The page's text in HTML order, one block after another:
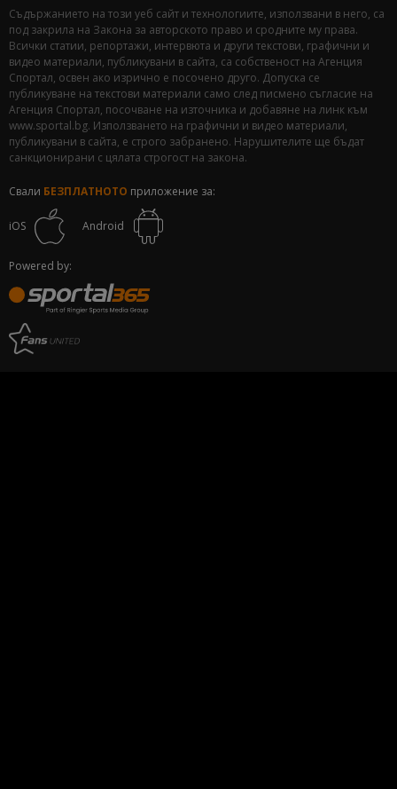
Съдържанието на този уеб сайт и технологиите, използвани в него, са
под закрила на Закона за авторското право и сродните му права.
Всички статии, репортажи, интервюта и други текстови, графични и
видео материали, публикувани в сайта, са собственост на Агенция
Спортал, освен ако изрично е посочено друго. Допуска се
публикуване на текстови материали само след писмено съгласие на
Агенция Спортал, посочване на източника и добавяне на линк към
www.sportal.bg. Използването на графични и видео материали,
публикувани в сайта, е строго забранено. Нарушителите ще бъдат
санкционирани с цялата строгост на закона.
Свали БЕЗПЛАТНОТО приложение за:
iOS Android
Powered by: